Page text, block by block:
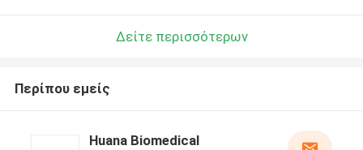
Δείτε περισσότερων
Περίπου εμείς
Huana Biomedical